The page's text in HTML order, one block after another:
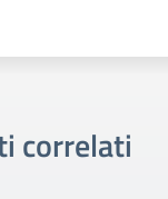
correlati